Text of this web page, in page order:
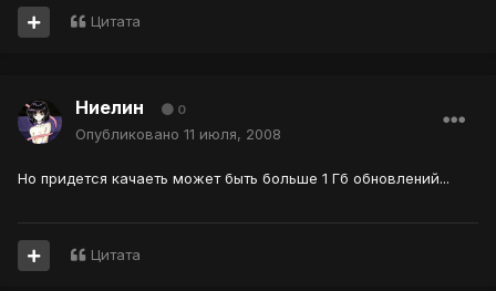
Цитата
Ниелин 0
Опубликовано 11 июля, 2008
Но придется качаеть может быть больше 1 Гб обновлений...
Цитата